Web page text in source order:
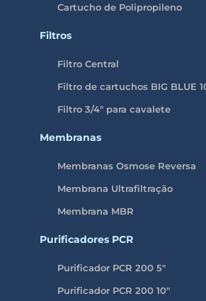
Cartucho de Polipropileno
Filtros
Filtro Central
Filtro de cartuchos BIG BLUE
Filtro 3/4″ para cavalete
Membranas
Membranas Osmose Reversa
Membrana Ultrafiltração
Membrana MBR
Purificadores PCR
Purificador PCR 200 5″
Purificador PCR 200 10″